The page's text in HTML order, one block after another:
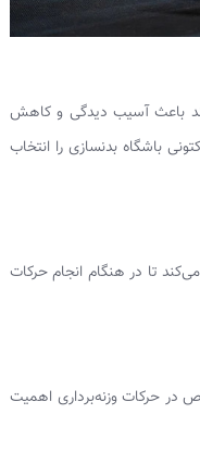
باعث آسیب دیدگی و کاهش
باشگاه بدنسازی را انتخاب
تا در هنگام انجام حرکات
در حرکات وزنه‌برداری اهمیت